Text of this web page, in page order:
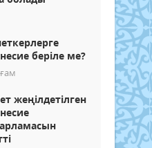
беріле ме?
жеңілдетілген